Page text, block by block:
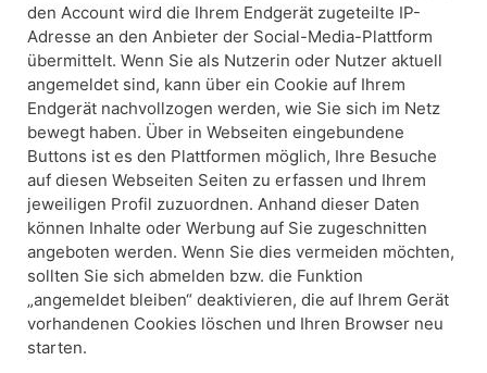
den Account wird die Ihrem Endgerät zugeteilte IP-
Adresse an den Anbieter der Social-Media-Plattform
übermittelt. Wenn Sie als Nutzerin oder Nutzer aktuell
angemeldet sind, kann über ein Cookie auf Ihrem
Endgerät nachvollzogen werden, wie Sie sich im Netz
bewegt haben. Über in Webseiten eingebundene
Buttons ist es den Plattformen möglich, Ihre Besuche
auf diesen Webseiten Seiten zu erfassen und Ihrem
jeweiligen Profil zuzuordnen. Anhand dieser Daten
können Inhalte oder Werbung auf Sie zugeschnitten
angeboten werden. Wenn Sie dies vermeiden möchten,
sollten Sie sich abmelden bzw. die Funktion
„angemeldet bleiben“ deaktivieren, die auf Ihrem Gerät
vorhandenen Cookies löschen und Ihren Browser neu
starten.